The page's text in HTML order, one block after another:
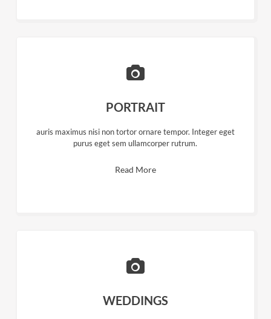
PORTRAIT
auris maximus nisi non tortor ornare tempor. Integer eget
purus eget sem ullamcorper rutrum.
Read More
WEDDINGS